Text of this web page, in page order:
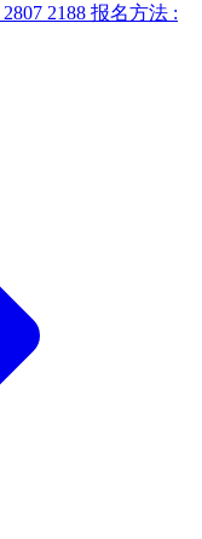
2188 报名方法 :